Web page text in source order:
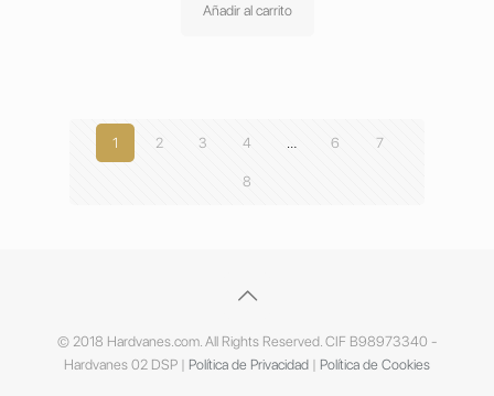
Añadir al carrito
1 2 3 4 6 7
8
© 2018 Hardvanes.com. All Rights Reserved. CIF B98973340 -
Hardvanes 02 DSP | Política de Privacidad | Política de Cookies